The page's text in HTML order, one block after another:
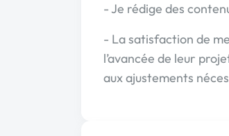
- Je rédige des
- La satisfaction de
l’avancée de leur
aux ajustements